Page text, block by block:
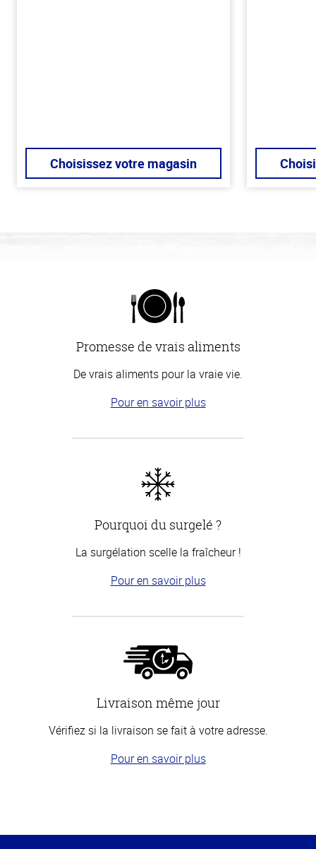
Choisissez votre magasin
Promesse de vrais aliments
De vrais aliments pour la vraie vie.
Pour en savoir plus
Pourquoi du surgelé ?
La surgélation scelle la fraîcheur !
Pour en savoir plus
Livraison même jour
Vérifiez si la livraison se fait à votre adresse.
Pour en savoir plus
de la